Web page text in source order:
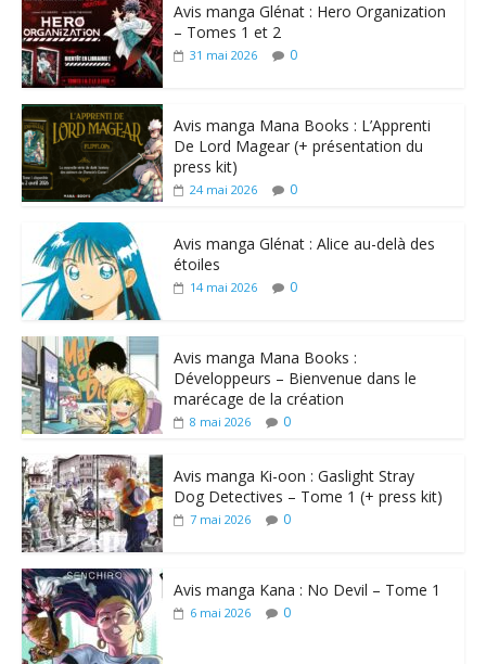
Avis manga Glénat : Hero Organization
– Tomes 1 et 2
31 mai 2026 0
Avis manga Mana Books : L’Apprenti
De Lord Magear (+ présentation du
press kit)
24 mai 2026 0
Avis manga Glénat : Alice au-delà des
étoiles
14 mai 2026 0
Avis manga Mana Books :
Développeurs – Bienvenue dans le
marécage de la création
8 mai 2026 0
Avis manga Ki-oon : Gaslight Stray
Dog Detectives – Tome 1 (+ press kit)
7 mai 2026 0
Avis manga Kana : No Devil – Tome 1
6 mai 2026 0